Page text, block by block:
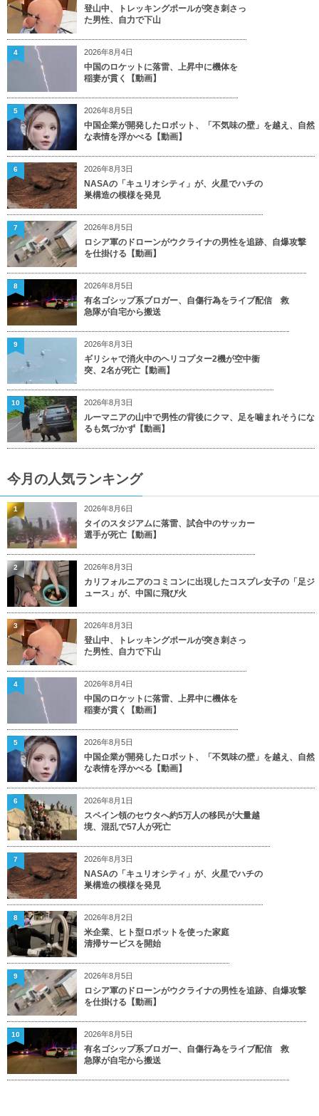
登山中、トレッキングポールが突き刺さっ
た男性、自力で下山
2026年8月4日
中国のロケットに落雷、上昇中に機体を
稲妻が貫く【動画】
4
2026年8月5日
中国企業が開発したロボット、「不気味の壁」を越え、自然
な表情を浮かべる【動画】
5
2026年8月3日
NASAの「キュリオシティ」が、火星でハチの
巣構造の模様を発見
6
2026年8月5日
ロシア軍のドローンがウクライナの男性を追跡、自爆攻撃
を仕掛ける【動画】
7
2026年8月5日
有名ゴシップ系ブロガー、自傷行為をライブ配信 救
急隊が自宅から搬送
8
2026年8月3日
ギリシャで消火中のヘリコプター2機が空中衝
突、2名が死亡【動画】
9
2026年8月3日
ルーマニアの山中で男性の背後にクマ、足を噛まれそうにな
るも気づかず【動画】
10
今月の人気ランキング
2026年8月6日
タイのスタジアムに落雷、試合中のサッカー
選手が死亡【動画】
1
2026年8月3日
カリフォルニアのコミコンに出現したコスプレ女子の「足ジ
ュース」が、中国に飛び火
2
2026年8月3日
登山中、トレッキングポールが突き刺さっ
た男性、自力で下山
3
2026年8月4日
中国のロケットに落雷、上昇中に機体を
稲妻が貫く【動画】
4
2026年8月5日
中国企業が開発したロボット、「不気味の壁」を越え、自然
な表情を浮かべる【動画】
5
2026年8月1日
スペイン領のセウタへ約5万人の移民が大量越
境、混乱で57人が死亡
6
2026年8月3日
NASAの「キュリオシティ」が、火星でハチの
巣構造の模様を発見
7
2026年8月2日
米企業、ヒト型ロボットを使った家庭
清掃サービスを開始
8
2026年8月5日
ロシア軍のドローンがウクライナの男性を追跡、自爆攻撃
を仕掛ける【動画】
9
2026年8月5日
有名ゴシップ系ブロガー、自傷行為をライブ配信 救
急隊が自宅から搬送
10